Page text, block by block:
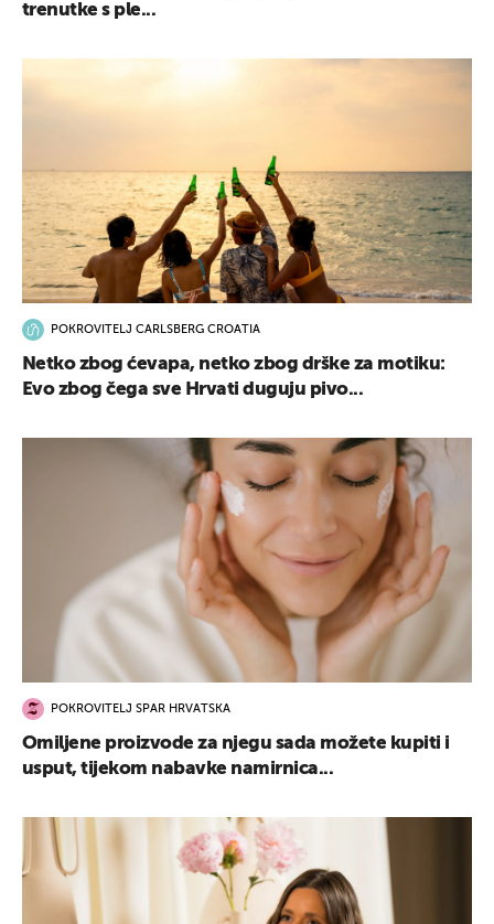
trenutke s ple...
POKROVITELJ CARLSBERG CROATIA
Netko zbog ćevapa, netko zbog drške za motiku:
Evo zbog čega sve Hrvati duguju pivo...
POKROVITELJ SPAR HRVATSKA
Omiljene proizvode za njegu sada možete kupiti i
usput, tijekom nabavke namirnica...